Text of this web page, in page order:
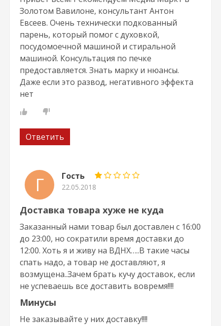
Золотом Вавилоне, консультант Антон
Евсеев. Очень технически подкованный
парень, который помог с духовкой,
посудомоечной машиной и стиральной
машиной. Консультация по печке
предоставляется. Знать марку и нюансы.
Даже если это развод, негативного эффекта
нет
Ответить
Г Гость
22.05.2018
Доставка товара хуже не куда
Заказанный нами товар был доставлен с 16:00
до 23:00, но сократили время доставки до
12:00. Хоть я и живу на ВДНХ…..В такие часы
спать надо, а товар не доставляют, я
возмущена..Зачем брать кучу доставок, если
не успеваешь все доставить вовремя!!!!
Минусы
Не заказывайте у них доставку!!!!